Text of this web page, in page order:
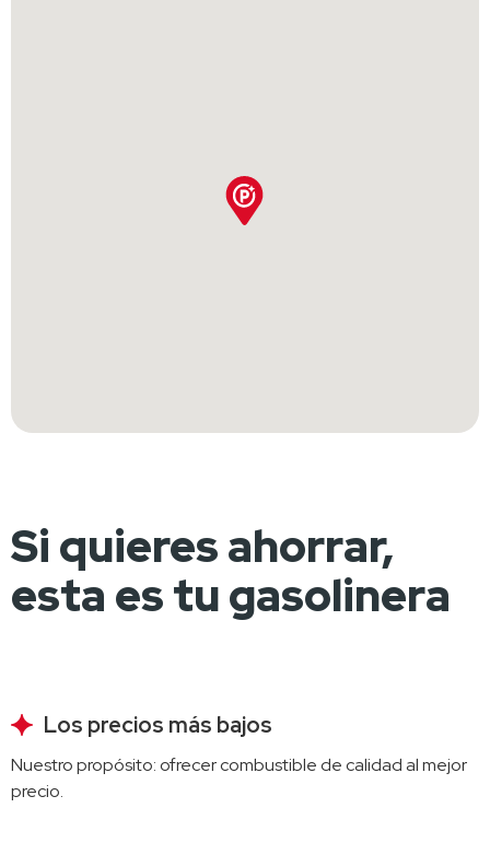
Si quieres ahorrar,
esta es tu gasolinera
Los precios más bajos
Nuestro propósito: ofrecer combustible de calidad al mejor
precio.